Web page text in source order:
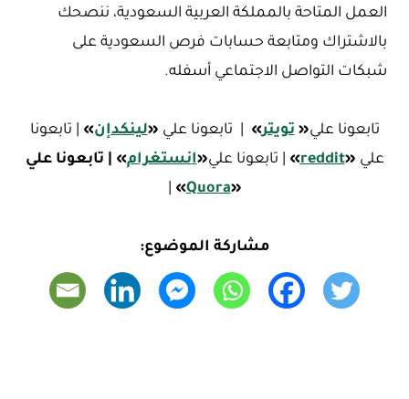
العمل المتاحة بالمملكة العربية السعودية، ننصحك
بالاشتراك ومتابعة حسابات فرص السعودية على
شبكات التواصل الاجتماعي أسفله.
تابعونا علي« تويتر» | تابعونا علي «لينكدإن» | تابعونا
علي «
reddit
» | تابعونا علي«انستغرام»
| تابعونا علي
«
Quora
»
مشاركة الموضوع: